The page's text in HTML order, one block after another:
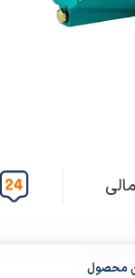
محصول